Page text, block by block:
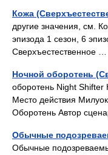
Кожа
другие значения, см.
эпизода 1 сезон, 6
Сверхъестественное
Ночной оборотень
оборотень Night Shifter
Место действия
Оборотень Автор
Обычные
Обычные